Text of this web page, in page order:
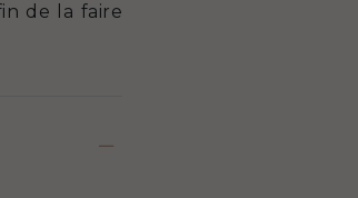
de la faire